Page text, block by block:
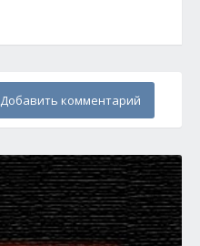
Добавить комментарий